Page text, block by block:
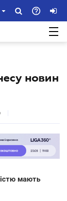
новин
мають